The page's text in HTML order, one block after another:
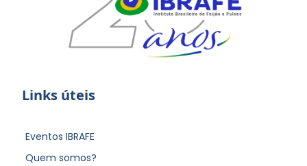
Links úteis
Eventos IBRAFE
Quem somos?